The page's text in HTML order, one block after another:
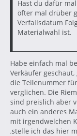
Hast du dafür
öfter mal drüber
Verfallsdatum
Materialwahl ist.
Habe einfach mal
Verkäufer
die Teilenummer
verglichen. Die
sind preislich aber
auch ein anderes
mit irgendwelchen
,stelle ich das hier